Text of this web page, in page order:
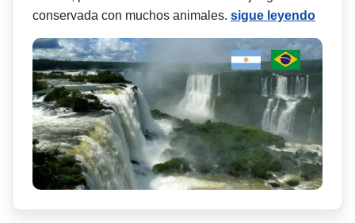
conservada con muchos animales. sigue leyendo